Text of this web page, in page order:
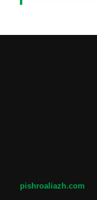
pishroaliazh.com